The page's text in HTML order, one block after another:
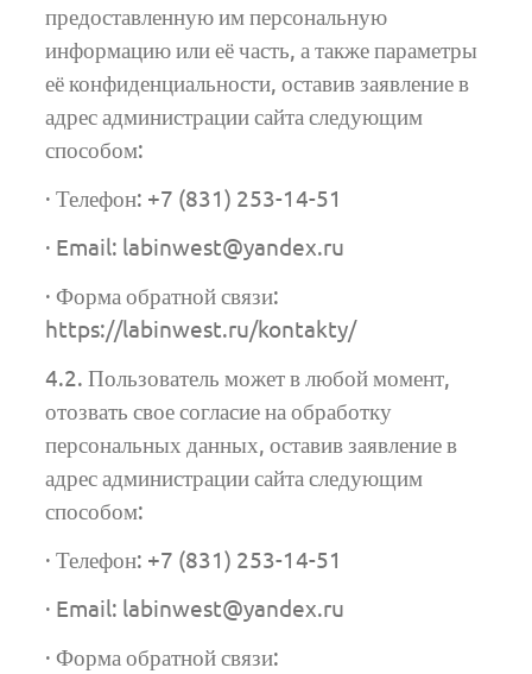
предоставленную им персональную
информацию или её часть, а также параметры
её конфиденциальности, оставив заявление в
адрес администрации сайта следующим
способом:
· Телефон: +7 (831) 253-14-51
· Email: labinwest@yandex.ru
· Форма обратной связи:
https://labinwest.ru/kontakty/
4.2. Пользователь может в любой момент,
отозвать свое согласие на обработку
персональных данных, оставив заявление в
адрес администрации сайта следующим
способом:
· Телефон: +7 (831) 253-14-51
· Email: labinwest@yandex.ru
· Форма обратной связи: